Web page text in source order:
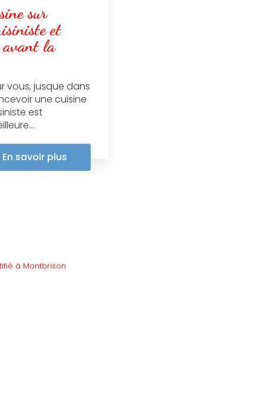
sur
et
la
vous, jusque dans
une cuisine
est
En savoir plus
à Montbrison